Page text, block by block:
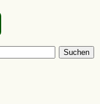
Suchen